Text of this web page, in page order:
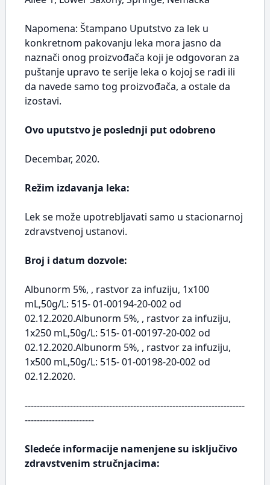
Napomena: Štampano Uputstvo za lek u
konkretnom pakovanju leka mora jasno da
naznači onog proizvođača koji je odgovoran za
puštanje upravo te serije leka o kojoj se radi ili
da navede samo tog proizvođača, a ostale da
izostavi.
Ovo uputstvo je poslednji put odobreno
Decembar, 2020.
Režim izdavanja leka:
Lek se može upotrebljavati samo u stacionarnoj
zdravstvenoj ustanovi.
Broj i datum dozvole:
Albunorm 5%, , rastvor za infuziju, 1x100
mL,50g/L: 515- 01-00194-20-002 od
02.12.2020.Albunorm 5%, , rastvor za infuziju,
1x250 mL,50g/L: 515- 01-00197-20-002 od
02.12.2020.Albunorm 5%, , rastvor za infuziju,
1x500 mL,50g/L: 515- 01-00198-20-002 od
02.12.2020.
-------------------------------------------------------------------------
-----------------------
Sledeće informacije namenjene su isključivo
zdravstvenim stručnjacima: